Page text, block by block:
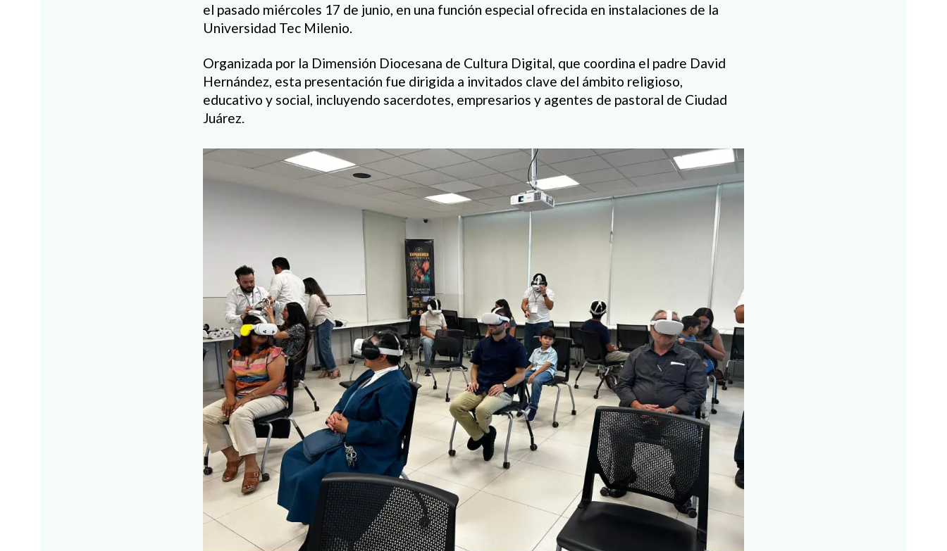
el pasado miércoles 17 de junio, en una función especial ofrecida en instalaciones de la
Universidad Tec Milenio.
Organizada por la Dimensión Diocesana de Cultura Digital, que coordina el padre David
Hernández, esta presentación fue dirigida a invitados clave del ámbito religioso,
educativo y social, incluyendo sacerdotes, empresarios y agentes de pastoral de Ciudad
Juárez.